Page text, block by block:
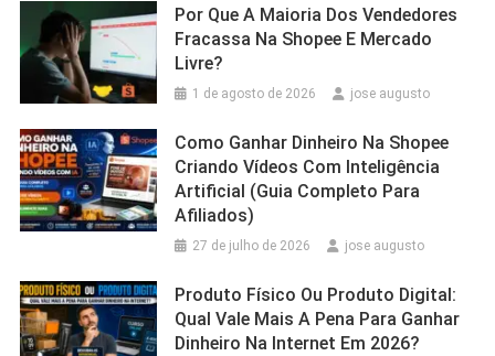
Por Que A Maioria Dos Vendedores
Fracassa Na Shopee E Mercado
Livre?
1 de agosto de 2026 jose augusto
Como Ganhar Dinheiro Na Shopee
Criando Vídeos Com Inteligência
Artificial (Guia Completo Para
Afiliados)
27 de julho de 2026 jose augusto
Produto Físico Ou Produto Digital:
Qual Vale Mais A Pena Para Ganhar
Dinheiro Na Internet Em 2026?